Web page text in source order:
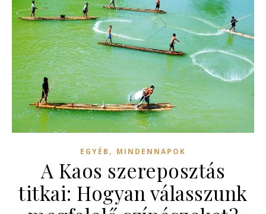
EGYÉB , MINDENNAPOK
A Kaos szereposztás
titkai: Hogyan válasszunk